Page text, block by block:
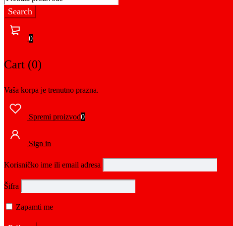
0
Cart (0)
Vaša korpa je trenutno prazna.
Spremi proizvod0
Sign in
Korisničko ime ili email adresa
Šifra
Zapamti me